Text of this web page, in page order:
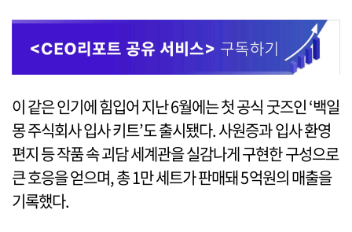
이 같은 인기에 힘입어 지난 6월에는 첫 공식 굿즈인 ‘백일
몽 주식회사 입사 키트’도 출시됐다. 사원증과 입사 환영
편지 등 작품 속 괴담 세계관을 실감나게 구현한 구성으로
큰 호응을 얻으며, 총 1만 세트가 판매돼 5억원의 매출을
기록했다.